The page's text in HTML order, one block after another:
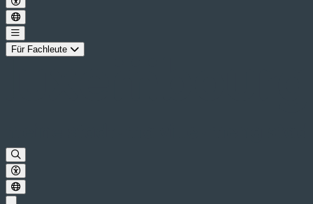
Für Fachleute